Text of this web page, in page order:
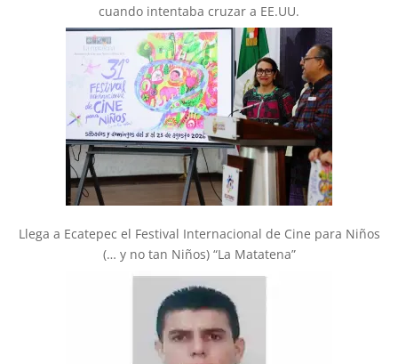
cuando intentaba cruzar a EE.UU.
Llega a Ecatepec el Festival Internacional de Cine para Niños
(… y no tan Niños) “La Matatena”